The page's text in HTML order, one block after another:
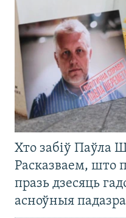
Хто забіў Паўла
Расказваем, што
празь дзесяць
асноўныя